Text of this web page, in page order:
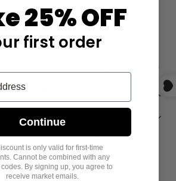
グのニーズ
防ぐために、週に 3 ～ 4 回ブラッシン
、優しい犬用シャンプーを使用して入
い。
めに、6～8 週間ごとにプロによるグル
ュールしてください。
閉じ込めるので、感染症を防ぐために
除してください。
25% OFF
first order
Continue
is only valid for first-time
Cannot be combined with any
By signing up, you agree to
receive market emails.